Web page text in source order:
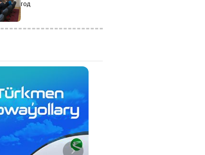
год